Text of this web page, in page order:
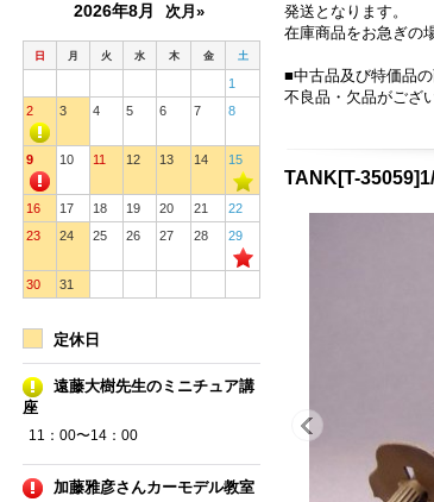
2026年8月 次月»
日 月 火 水 木 金 土
1
2
3 4 5 6 7 8
9 10 11 12 13 14 15
16 17 18 19 20 21
22
23
24 25 26 27 28 29
30 31
定休日
遠藤大樹先生のミニチュア講
座
11：00〜14：00
加藤雅彦さんカーモデル教室
発送となります。
在庫商品をお急ぎの
■中古品及び特価品
不良品・欠品がござ
TANK[T-